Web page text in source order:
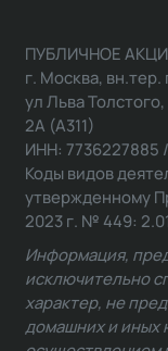
ПУБЛИЧНОЕ
г. Москва,
ул Льва
2А (А311)
ИНН: 7736227885
Коды видов
утвержденному
2023 г. № 449:
Информация,
исключительно
характер, не
домашних и иных